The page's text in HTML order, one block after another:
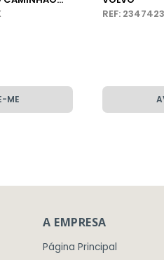
ME
REF:
A EMPRESA
Página Principal